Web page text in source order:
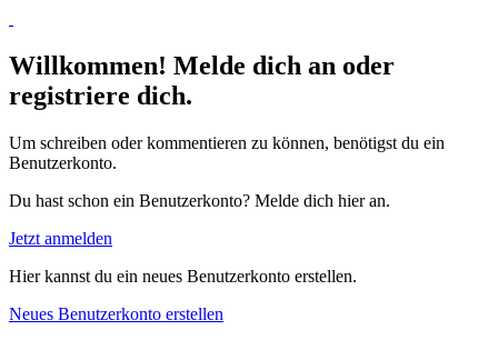
Willkommen! Melde dich an oder
registriere dich.
Um schreiben oder kommentieren zu können, benötigst du ein
Benutzerkonto.
Du hast schon ein Benutzerkonto? Melde dich hier an.
Jetzt anmelden
Hier kannst du ein neues Benutzerkonto erstellen.
Neues Benutzerkonto erstellen